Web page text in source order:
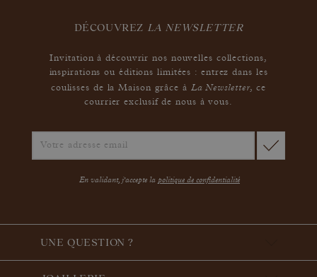
DÉCOUVREZ LA NEWSLETTER
Invitation à découvrir nos nouvelles collections,
inspirations ou éditions limitées : entrez dans les
coulisses de la Maison grâce à La Newsletter,ce
courrier exclusif de nous à vous.
En validant, j'accepte la politique de confidentialité
UNE QUESTION ?